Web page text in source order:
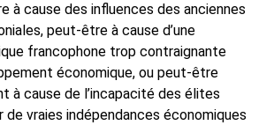
à cause des influences des anciennes
peut-être à cause d’une
francophone trop contraignante
économique, ou peut-être
à cause de l’incapacité des élites
vraies indépendances économiques